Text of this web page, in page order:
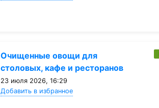
Очищенные овощи для
столовых, кафе и ресторанов
23 июля 2026, 16:29
Добавить в избранное